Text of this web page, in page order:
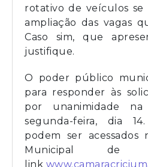
rotativo de veículos
ampliação das vagas
Caso sim, que
justifique.
O poder público
para responder às
por unanimidade na
segunda-feira, dia
podem ser acessados
Municipal de
link